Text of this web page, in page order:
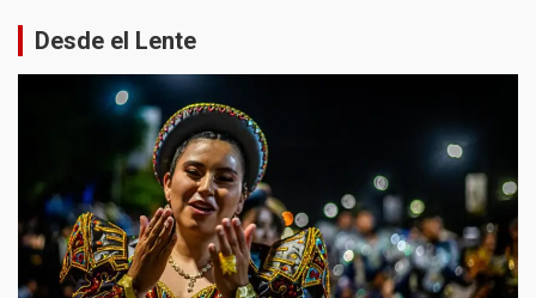
Desde el Lente